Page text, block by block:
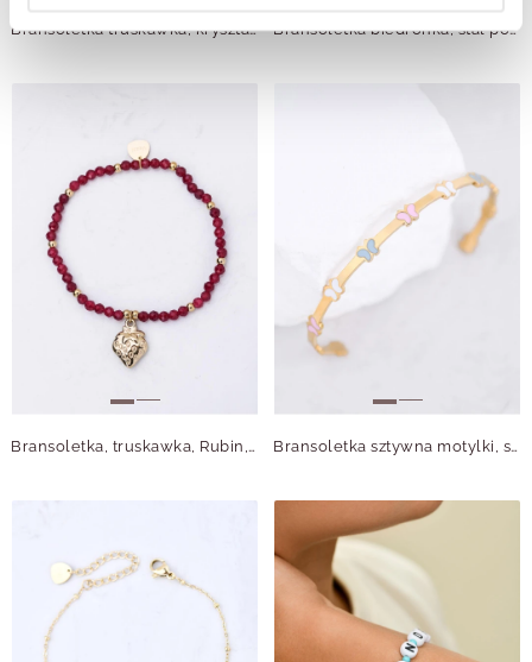
Bransoletka truskawka, kryształki, stal pozłacana S112513Z03 Bransoletka biedronka, stal pozłacana S112732Z00
Bransoletka, truskawka, Rubin, stal pozłacana S112699Z00 Bransoletka sztywna motylki, stal pozłacana S112380Z00